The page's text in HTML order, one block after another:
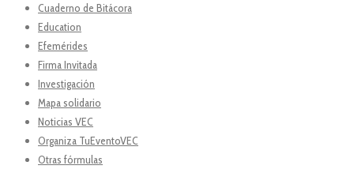
Cuaderno de Bitácora
Education
Efemérides
Firma Invitada
Investigación
Mapa solidario
Noticias VEC
Organiza TuEventoVEC
Otras fórmulas